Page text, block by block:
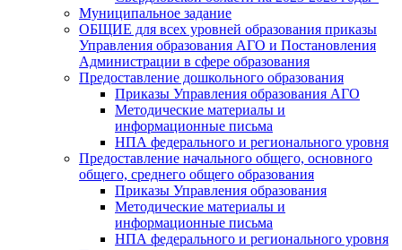
Муниципальное задание
ОБЩИЕ для всех уровней образования приказы
Управления образования АГО и Постановления
Администрации в сфере образования
Предоставление дошкольного образования
Приказы Управления образования АГО
Методические материалы и
информационные письма
НПА федерального и регионального уровня
Предоставление начального общего, основного
общего, среднего общего образования
Приказы Управления образования
Методические материалы и
информационные письма
НПА федерального и регионального уровня